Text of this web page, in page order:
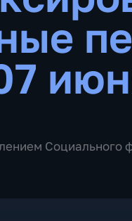
Социального